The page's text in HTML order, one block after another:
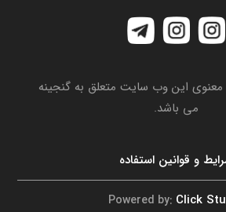
این وب سایت متعلق به گنجینه
می باشد.
و قوانین استفاده
Powered by: Click